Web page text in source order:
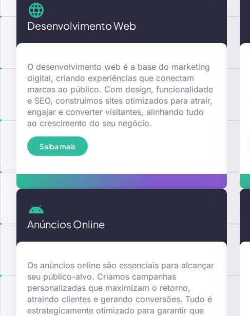
Desenvolvimento Web
O desenvolvimento web é a base do marketing
digital, criando experiências que conectam
marcas ao público. Com design, funcionalidade
e SEO, construímos sites otimizados para atrair,
engajar e converter visitantes, alinhando tudo
ao crescimento do seu negócio.
Saiba mais
Anúncios Online
Os anúncios online são essenciais para alcançar
seu público-alvo. Criamos campanhas
personalizadas que maximizam o retorno,
atraindo clientes e gerando conversões. Tudo é
estrategicamente otimizado para garantir que